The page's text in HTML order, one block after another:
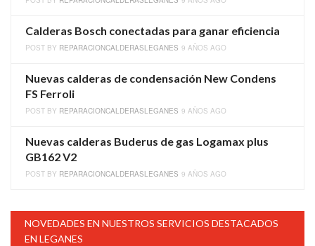
Calderas Bosch conectadas para ganar eficiencia
POST BY REPARACIONCALDERASLEGANES 9 AÑOS AGO
Nuevas calderas de condensación New Condens
FS Ferroli
POST BY REPARACIONCALDERASLEGANES 9 AÑOS AGO
Nuevas calderas Buderus de gas Logamax plus
GB162 V2
POST BY REPARACIONCALDERASLEGANES 9 AÑOS AGO
NOVEDADES EN NUESTROS SERVICIOS DESTACADOS
EN LEGANES